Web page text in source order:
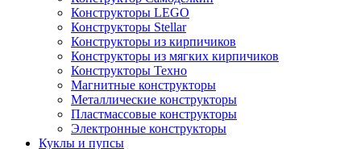
Конструкторы LEGO
Конструкторы Stellar
Конструкторы из кирпичиков
Конструкторы из мягких кирпичиков
Конструкторы Техно
Магнитные конструкторы
Металлические конструкторы
Пластмассовые конструкторы
Электронные конструкторы
Куклы и пупсы